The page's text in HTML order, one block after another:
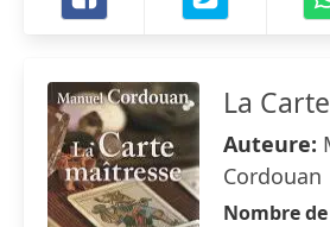
La
Auteure:
Cordouan
Nombre